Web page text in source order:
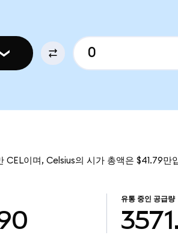
CEL이며, Celsius의 시가 총액은 $41.79만
유통 중인 공급량